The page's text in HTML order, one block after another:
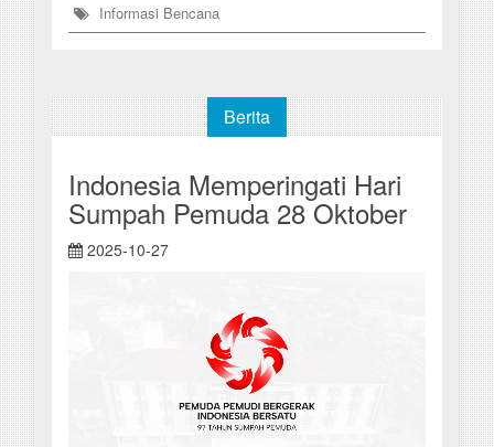
Informasi Bencana
Berita
Indonesia Memperingati Hari
Sumpah Pemuda 28 Oktober
2025-10-27